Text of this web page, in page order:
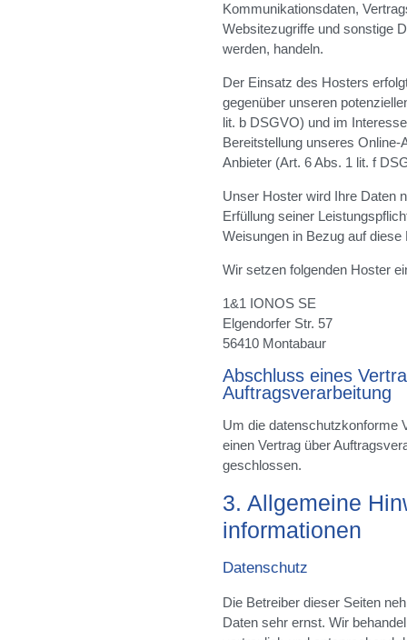
Kommunikationsdaten,
Websitezugriffe und sonstige
werden, handeln.
Der Einsatz des Hosters
gegenüber unseren
lit. b DSGVO) und im
Bereitstellung unseres
Anbieter (Art. 6 Abs. 1 lit. f
Unser Hoster wird Ihre Daten
Erfüllung seiner
Weisungen in Bezug auf diese
Wir setzen folgenden Hoster
1&1 IONOS SE
Elgendorfer Str. 57
56410 Montabaur
Abschluss eines
Auftragsverarbeitung
Um die datenschutzkonforme
einen Vertrag über
geschlossen.
3. Allgemeine
informationen
Datenschutz
Die Betreiber dieser Seiten
Daten sehr ernst. Wir